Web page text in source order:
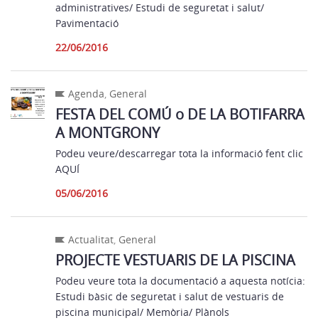
administratives/ Estudi de seguretat i salut/
Pavimentació
22/06/2016
Agenda, General
FESTA DEL COMÚ o DE LA BOTIFARRA
A MONTGRONY
Podeu veure/descarregar tota la informació fent clic
AQUÍ
05/06/2016
Actualitat, General
PROJECTE VESTUARIS DE LA PISCINA
Podeu veure tota la documentació a aquesta notícia:
Estudi bàsic de seguretat i salut de vestuaris de
piscina municipal/ Memòria/ Plànols